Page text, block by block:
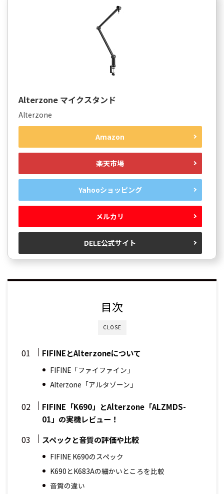
Alterzone マイクスタンド
Alterzone
Amazon
楽天市場
Yahooショッピング
メルカリ
DELE公式サイト
CLOSE
目次
FIFINEとAlterzoneについて
FIFINE「ファイファイン」
Alterzone「アルタゾーン」
FIFINE「K690」とAlterzone「ALZMDS-
01」の実機レビュー！
スペックと音質の評価や比較
FIFINE K690のスペック
K690とK683Aの細かいところを比較
音質の違い